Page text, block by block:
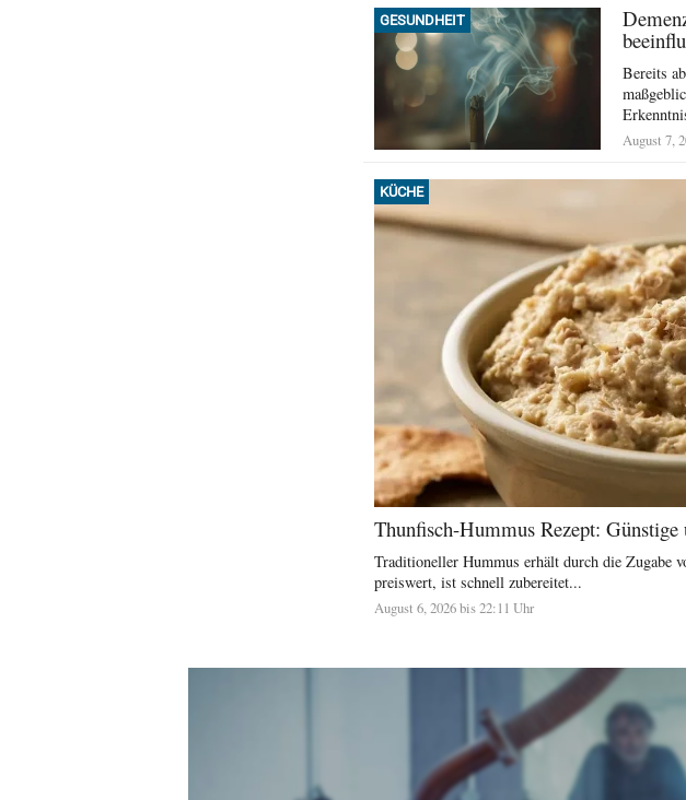
GESUNDHEIT
Bereits
August 7,
KÜCHE
Thunfisch-Hummus Rezept:
Traditioneller Hummus erhält durch die Zugabe
preiswert, ist schnell zubereitet...
August 6, 2026 bis 22:11 Uhr